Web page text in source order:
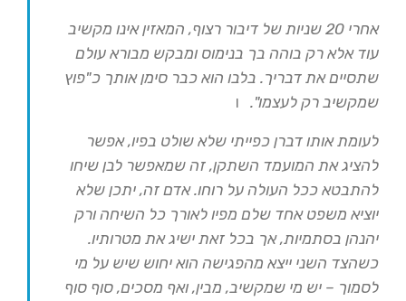
עוד אלא רק בוהה בך בנימוס ומבקש מבורא עולם
שתסיים את דבריך. בלבו הוא כבר סימן אותך כ"פוץ
שמקשיב רק לעצמו". ו
לעומת אותו דברן כפייתי שלא שולט בפיו, אפשר
להציג את המועמד השתקן, זה שמאפשר לבן שיחו
להתבטא ככל העולה על רוחו. אדם זה, יתכן שלא
יוציא משפט אחד שלם מפיו לאורך כל השיחה ורק
יהנהן בסתמיות, אך בכל זאת ישיג את מטרותיו.
כשהצד השני ייצא מהפגישה הוא יחוש שיש על מי
לסמוך – יש מי שמקשיב, מבין, ואף מסכים, סוף סוף